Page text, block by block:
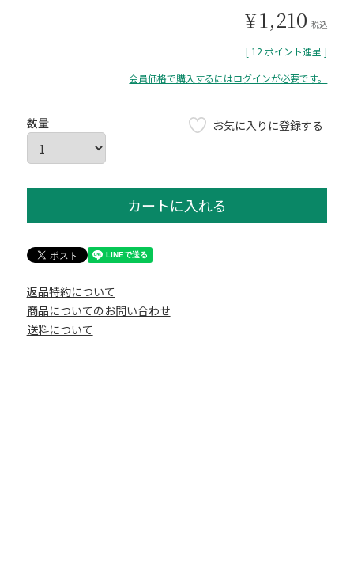
¥1,210 税込
[ 12 ポイント進呈 ]
会員価格で購入するにはログインが必要です。
お気に入りに登録する
カートに入れる
返品特約について
商品についてのお問い合わせ
送料について